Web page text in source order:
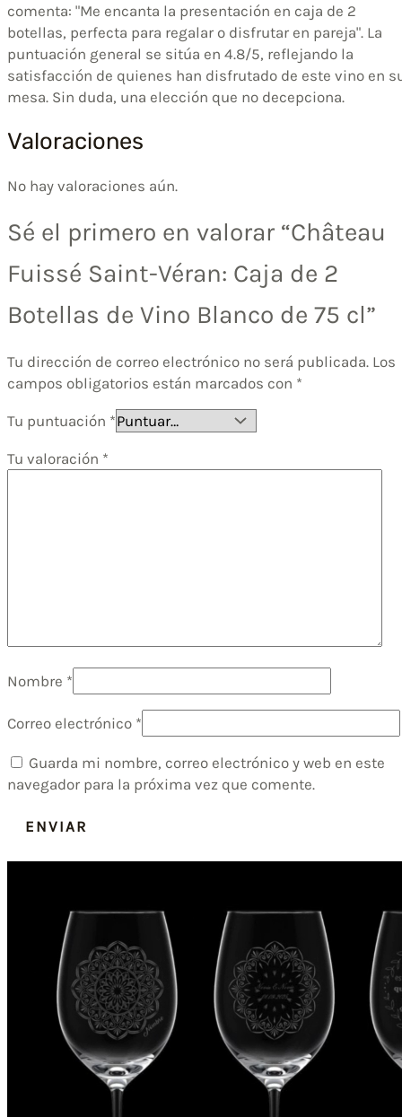
comenta: "Me encanta la presentación en caja de 2
botellas, perfecta para regalar o disfrutar en pareja". La
puntuación general se sitúa en 4.8/5, reflejando la
satisfacción de quienes han disfrutado de este vino en
mesa. Sin duda, una elección que no decepciona.
Valoraciones
No hay valoraciones aún.
Sé el primero en valorar “Château
Fuissé Saint-Véran: Caja de 2
Botellas de Vino Blanco de 75 cl”
Tu dirección de correo electrónico no será publicada. Los
campos obligatorios están marcados con *
Tu puntuación *
Tu valoración *
Nombre *
Correo electrónico *
Guarda mi nombre, correo electrónico y web en este
navegador para la próxima vez que comente.